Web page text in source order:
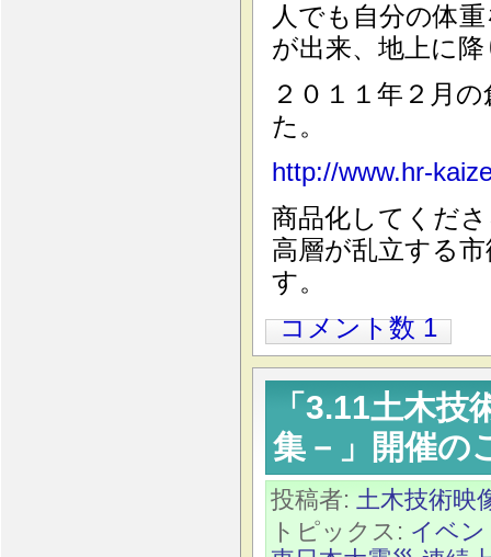
人でも自分の体
が出来、地上に
２０１１年２月
た。
http://www.hr-
商品化してくだ
高層が乱立する
す。
コメント数 1
「3.11土木
集－」開催の
投稿者: 土木技術映
トピックス: イベ